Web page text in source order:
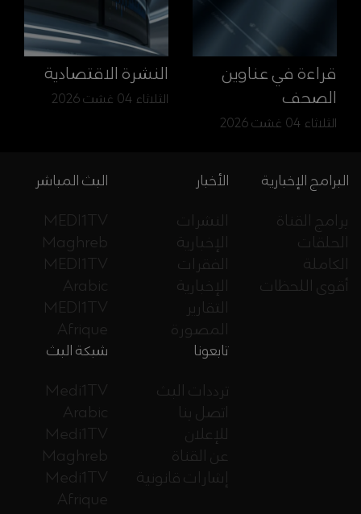
قراءة في عناوين
الصحف
الثلاثاء 04 غشت 2026
النشرة الاقتصادية
الثلاثاء 04 غشت 2026
البث المباشر
MEDI1TV
Maghreb
MEDI1TV
Arabic
MEDI1TV
Afrique
الأخبار
النشرات
الإخبارية
الفقرات
الإخبارية
التقارير
المصورة
البرامج الإخبارية
برامج القناة
الحلقات
الكاملة
أقوى اللحظات
شبكة البث
Medi1TV
Arabic
Medi1TV
Maghreb
Medi1TV
Afrique
تابعونا
ترددات البث
اتصل بنا
للإعلان
عن القناة
إشارات قانونية